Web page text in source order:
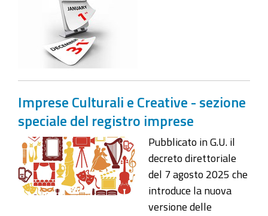
Imprese Culturali e Creative - sezione
speciale del registro imprese
Pubblicato in G.U. il
decreto direttoriale
del 7 agosto 2025 che
introduce la nuova
versione delle